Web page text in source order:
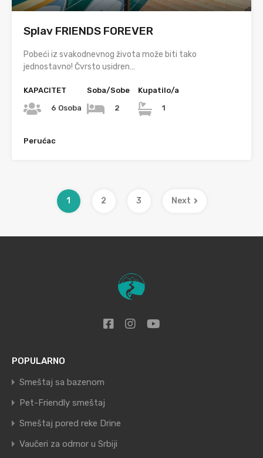
Splav FRIENDS FOREVER
Pobeći iz svakodnevnog života može biti tako
jednostavno! Čvrsto usidren…
KAPACITET
6 Osoba
Soba/Sobe
2
Kupatilo/a
1
Perućac
1 2 3 Next
POPULARNO
Smeštaj sa bazenom
Pet-Friendly smeštaj
Smeštaj pored reke Drine
Vaučeri za odmor u Srbiji